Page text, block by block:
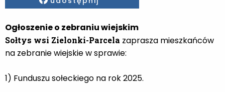
Ogłoszenie o zebraniu wiejskim
Sołtys wsi Zielonki-Parcela zaprasza mieszkańców
na zebranie wiejskie w sprawie:
1) Funduszu sołeckiego na rok 2025.